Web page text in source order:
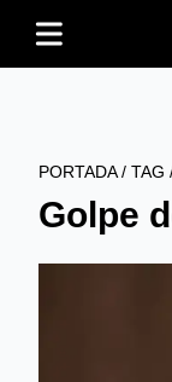
PORTADA/ TAG
Golpe